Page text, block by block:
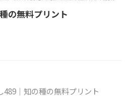
の無料プリント
489｜知の種の無料プリント